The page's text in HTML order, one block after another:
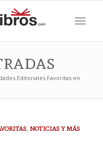
Editoriales Favoritas en
, NOTICIAS Y MÁS